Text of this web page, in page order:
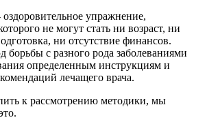
упражнение,
не могут стать ни возраст, ни
ни отсутствие финансов.
борьбы с разного рода заболеваниями
определенным инструкциям и
лечащего врача.
к рассмотрению методики, мы